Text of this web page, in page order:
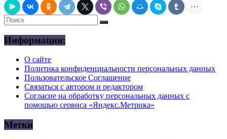
Информация:
О сайте
Политика конфиденциальности персональных данных
Пользовательское Соглашение
Связаться с автором и редактором
Согласие на обработку персональных данных с
помощью сервиса «Яндекс.Метрика»
Метки